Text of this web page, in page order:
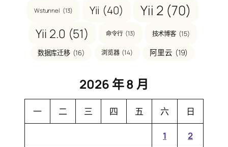
Wstunnel (13) Yii (40) Yii 2 (70)
Yii 2.0 (51) 命令行 (13) 技术博客 (15)
数据库迁移 (16) 浏览器 (14) 阿里云 (19)
2026 年 8 月
一 二 三 四 五 六 日
1 2